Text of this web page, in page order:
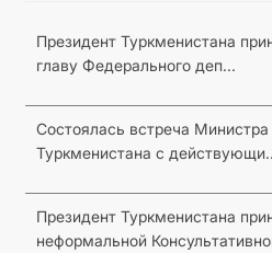
Президент Туркменистана
главу Федерального деп...
Состоялась встреча
Туркменистана с
Президент Туркменистана
неформальной